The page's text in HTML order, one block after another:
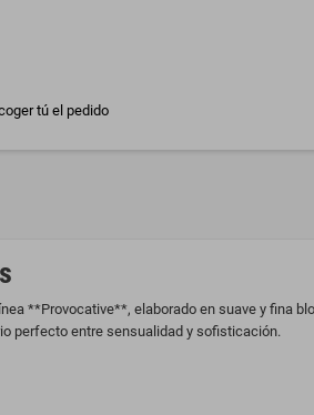
tú el pedido
**Provocative**, elaborado en suave y fina
perfecto entre sensualidad y sofisticación.